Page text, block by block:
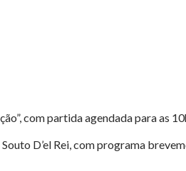
com partida agendada para as
D’el Rei, com programa